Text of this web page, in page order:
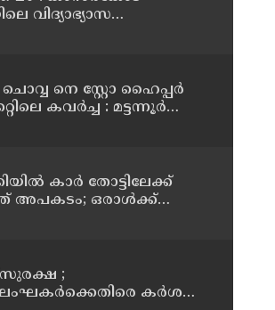
വിദ്യാഭ്യാസ
ചൊവ്വ നെ സ്റ്റോ ഹൈപ്പർ
കവർച്ച : മട്ടന്നൂർ
കാർ തോട്ടിലേക്ക്
അപകടം; ഒരാൾക്ക്
;
കർശന